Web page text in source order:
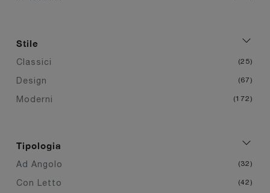
Stile
Classici 25
Design 67
Moderni 172
Tipologia
Ad Angolo 32
Con Letto 42